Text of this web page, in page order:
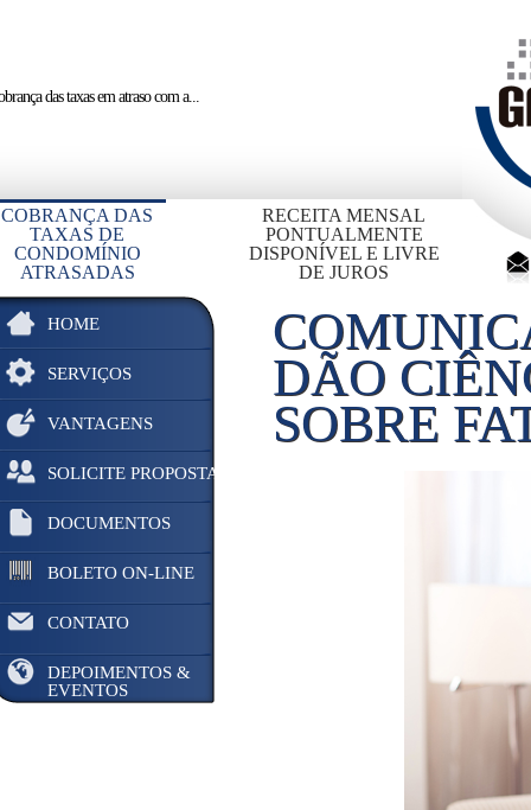
das taxas em atrasocom a...
COBRANÇA DAS
TAXAS DE
CONDOMÍNIO
ATRASADAS
RECEITA MENSAL
PONTUALMENTE
DISPONÍVEL E LIVRE
DE JUROS
HOME
SERVIÇOS
VANTAGENS
SOLICITE PROPOSTA
DOCUMENTOS
BOLETO ON-LINE
CONTATO
DEPOIMENTOS &
EVENTOS
DÃO
SOBRE